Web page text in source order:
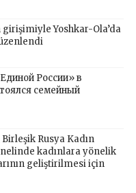
girişimiyle Yoshkar-Ola’da
России» в
семейный
Rusya Kadın
kadınlara yönelik
geliştirilmesi için